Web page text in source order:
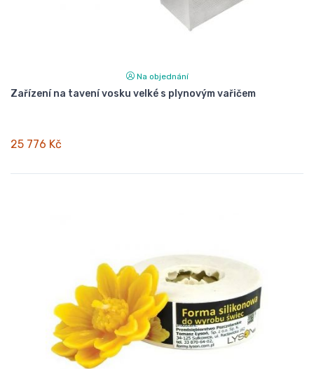
Na objednání
Zařízení na tavení vosku velké s plynovým vařičem
25 776 Kč